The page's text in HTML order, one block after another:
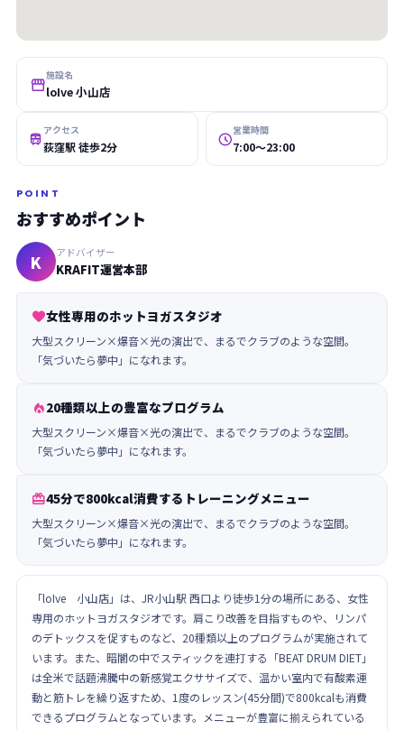
施設名
loIve 小山店
 アクセス
荻窪駅 徒歩2分 営業時間
7:00〜23:00
POINT
おすすめポイント
K アドバイザー
KRAFIT運営本部
女性専用のホットヨガスタジオ
大型スクリーン×爆音×光の演出で、まるでクラブのような空間。
「気づいたら夢中」になれます。
20種類以上の豊富なプログラム
大型スクリーン×爆音×光の演出で、まるでクラブのような空間。
「気づいたら夢中」になれます。
45分で800kcal消費するトレーニングメニュー
大型スクリーン×爆音×光の演出で、まるでクラブのような空間。
「気づいたら夢中」になれます。
「loIve 小山店」は、JR小山駅 西口より徒歩1分の場所にある、女性
専用のホットヨガスタジオです。肩こり改善を目指すものや、リンパ
のデトックスを促すものなど、20種類以上のプログラムが実施されて
います。また、暗闇の中でスティックを連打する「BEAT DRUM DIET」
は全米で話題沸騰中の新感覚エクササイズで、温かい室内で有酸素運
動と筋トレを繰り返すため、1度のレッスン(45分間)で800kcalも消費
できるプログラムとなっています。メニューが豊富に揃えられている